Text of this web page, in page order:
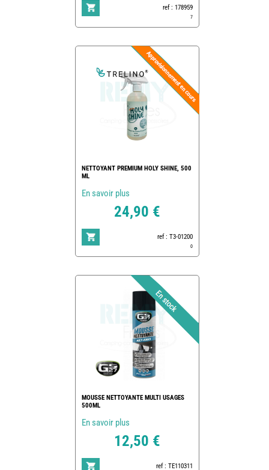
ref : 178959
7
NETTOYANT PREMIUM HOLY SHINE, 500
ML
En savoir plus
24,90 €
ref : T3-01200
0
MOUSSE NETTOYANTE MULTI USAGES
500ML
En savoir plus
12,50 €
ref : TE110311